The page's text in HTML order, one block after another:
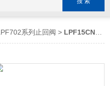
系列止回阀 > LPF15CNP702止回阀